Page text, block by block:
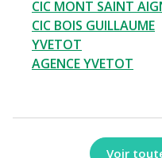
CIC MONT SAINT
CIC BOIS GUILLAUME
YVETOT
AGENCE YVETOT
Voir